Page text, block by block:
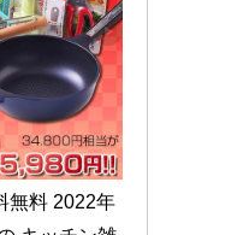
無料 2022年